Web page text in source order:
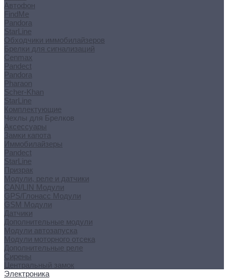
Автофон
FindMe
Pandora
StarLine
Обходчики иммобилайзеров
Брелки для сигнализаций
Cenmax
Pandect
Pandora
Pharaon
Scher-Khan
StarLine
Комплектующие
Чехлы для Брелков
Аксессуары
Замки капота
Иммобилайзеры
Pandect
StarLine
Призрак
Модули, реле и датчики
CAN/LIN Модули
GPS/Глонасс Модули
GSM Модули
Датчики
Дополнительные модули
Модули автозапуска
Модули моторного отсека
Дополнительные реле
Сирены
Центральный замок
Электроника